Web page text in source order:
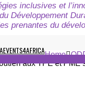
inclusives et
Développement
prenantes du
EVENTS4AFRICAHome